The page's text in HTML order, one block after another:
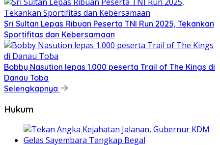
Sri Sultan Lepas Ribuan Peserta TNI Run 2025, Tekankan
Sportifitas dan Kebersamaan
Bobby Nasution lepas 1.000 peserta Trail of The Kings di
Danau Toba
Selengkapnya
Hukum